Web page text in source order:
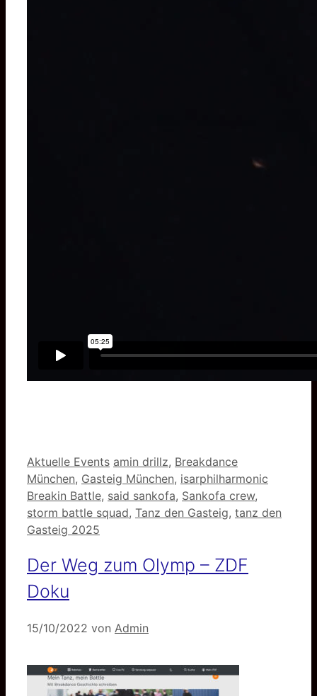
Kategorien
Aktuelle Events Schlagwörter
amin drillz, Breakdance
München, Gasteig München, isarphilharmonic
Breakin Battle, said sankofa, Sankofa crew,
storm battle squad, Tanz den Gasteig, tanz den
Gasteig 2025
Der Weg zum Olymp – ZDF
Doku
15/10/2022 von Admin